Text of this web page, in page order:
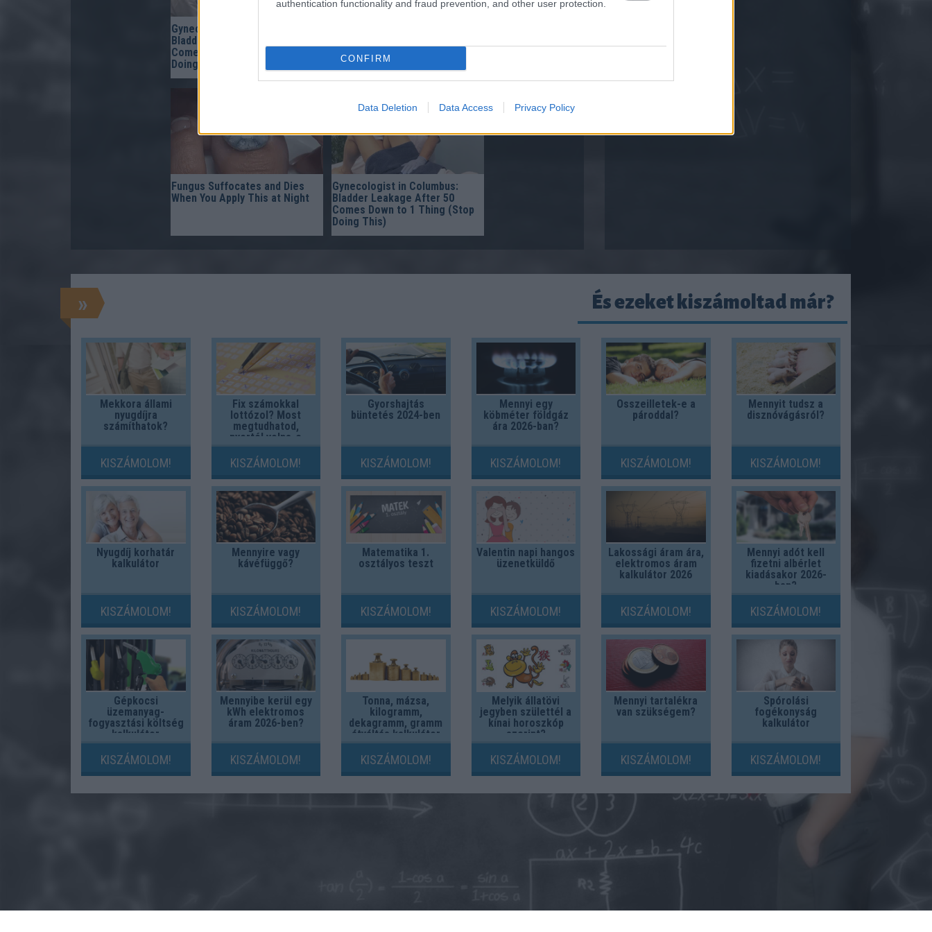
authentication functionality and fraud prevention, and other user protection.
CONFIRM
Data Deletion Data Access Privacy Policy
Gynecologist in Columbus:
Bladder Leakage After 50
Comes Down to 1 Thing (Stop
Doing This)
Fungus Suffocates and Dies
When You Apply This at Night
Gynecologist in Columbus:
Bladder Leakage After 50
Comes Down to 1 Thing (Stop
Doing This)
» És ezeket kiszámoltad már?
Mekkora állami
nyugdíjra
számíthatok?
KISZÁMOLOM!
Fix számokkal
lottózol? Most
megtudhatod,
nyertél volna-e
valaha!
KISZÁMOLOM!
Gyorshajtás
büntetés 2024-ben
KISZÁMOLOM!
Mennyi egy
köbméter földgáz
ára 2026-ban?
KISZÁMOLOM!
Összeilletek-e a
pároddal?
KISZÁMOLOM!
Mennyit tudsz a
disznóvágásról?
KISZÁMOLOM!
Nyugdíj korhatár
kalkulátor
KISZÁMOLOM!
Mennyire vagy
kávéfüggő?
KISZÁMOLOM!
Matematika 1.
osztályos teszt
KISZÁMOLOM!
Valentin napi hangos
üzenetküldő
KISZÁMOLOM!
Lakossági áram ára,
elektromos áram
kalkulátor 2026
KISZÁMOLOM!
Mennyi adót kell
fizetni albérlet
kiadásakor 2026-
ban?
KISZÁMOLOM!
Gépkocsi
üzemanyag-
fogyasztási költség
kalkulátor
KISZÁMOLOM!
Mennyibe kerül egy
kWh elektromos
áram 2026-ben?
KISZÁMOLOM!
Tonna, mázsa,
kilogramm,
dekagramm, gramm
átváltás kalkulátor
KISZÁMOLOM!
Melyik állatövi
jegyben születtél a
kínai horoszkóp
szerint?
KISZÁMOLOM!
Mennyi tartalékra
van szükségem?
KISZÁMOLOM!
Spórolási
fogékonyság
kalkulátor
KISZÁMOLOM!